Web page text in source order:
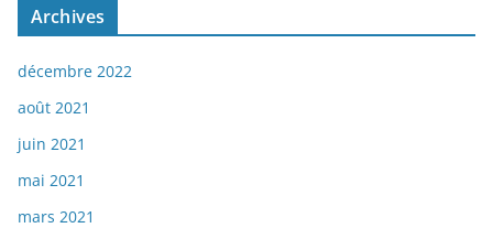
Archives
décembre 2022
août 2021
juin 2021
mai 2021
mars 2021